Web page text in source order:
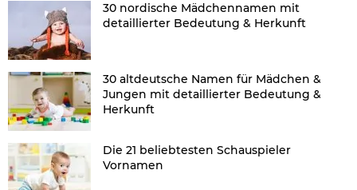
30 nordische Mädchennamen mit
detaillierter Bedeutung & Herkunft
30 altdeutsche Namen für Mädchen &
Jungen mit detaillierter Bedeutung &
Herkunft
Die 21 beliebtesten Schauspieler
Vornamen